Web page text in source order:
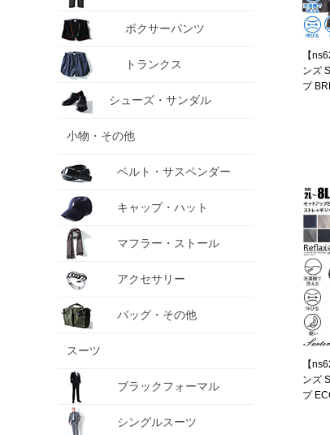
ボクサーパンツ
トランクス
シューズ・サンダル
小物・その他
ベルト・サスペンダー
キャップ・ハット
マフラー・ストール
アクセサリー
バッグ・その他
スーツ
ブラックフォーマル
シングルスーツ
【
ンズ
プ
トレ
通気
【
ンズ
プ
ット